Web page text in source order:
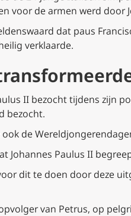
voor de armen werd door
dat paus
verklaarde.
II bezocht tijdens zijn
bezocht.
de
Johannes Paulus II
dit te doen door deze
van Petrus, op